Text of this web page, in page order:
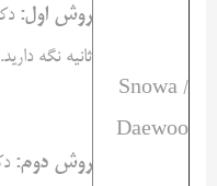
Snowa /
Daewoo
روش اول:
ثانیه نگه دارید.
روش دوم: